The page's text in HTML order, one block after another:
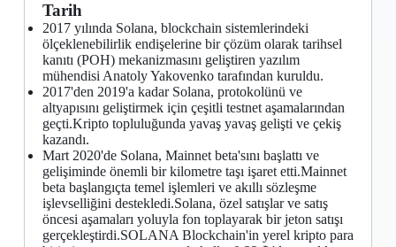
Tarih
2017 yılında Solana, blockchain sistemlerindeki
ölçeklenebilirlik endişelerine bir çözüm olarak tarihsel
kanıtı (POH) mekanizmasını geliştiren yazılım
mühendisi Anatoly Yakovenko tarafından kuruldu.
2017'den 2019'a kadar Solana, protokolünü ve
altyapısını geliştirmek için çeşitli testnet aşamalarından
geçti.Kripto topluluğunda yavaş yavaş gelişti ve çekiş
kazandı.
Mart 2020'de Solana, Mainnet beta'sını başlattı ve
gelişiminde önemli bir kilometre taşı işaret etti.Mainnet
beta başlangıçta temel işlemleri ve akıllı sözleşme
işlevselliğini destekledi.Solana, özel satışlar ve satış
öncesi aşamaları yoluyla fon toplayarak bir jeton satışı
gerçekleştirdi.SOLANA Blockchain'in yerel kripto para